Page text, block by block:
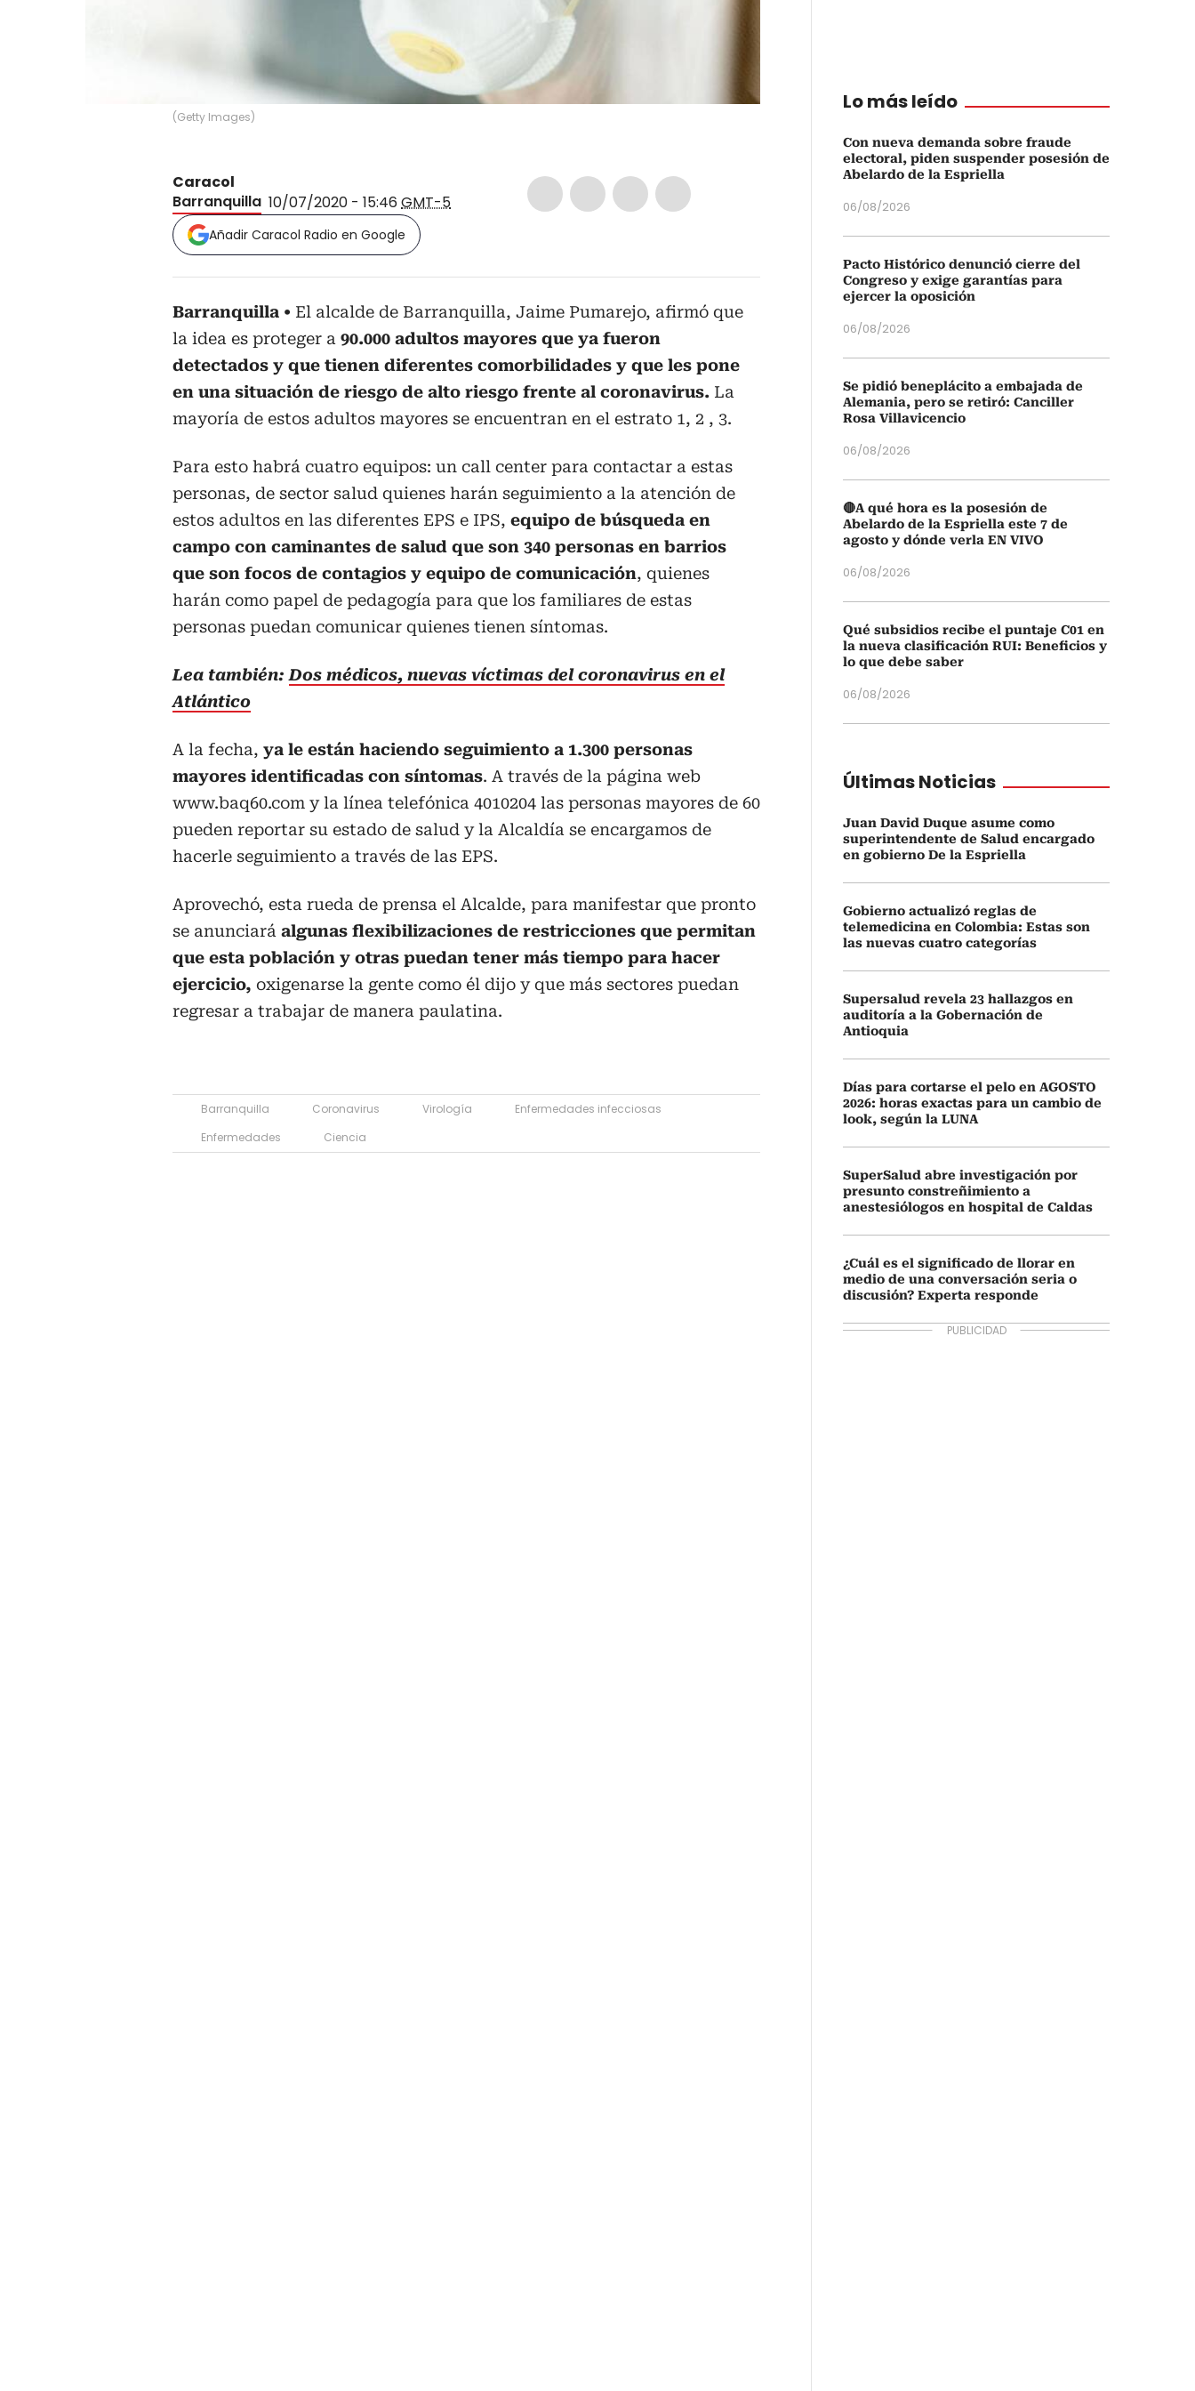
(Getty Images)
Caracol
Barranquilla 10/07/2020 - 15:46 GMT-5
Añadir Caracol Radio en Google
Barranquilla
El alcalde de Barranquilla, Jaime Pumarejo, afirmó que
la idea es proteger a 90.000 adultos mayores que ya fueron
detectados y que tienen diferentes comorbilidades y que les pone
en una situación de riesgo de alto riesgo frente al coronavirus. La
mayoría de estos adultos mayores se encuentran en el estrato 1, 2 , 3.
Para esto habrá cuatro equipos: un call center para contactar a estas
personas, de sector salud quienes harán seguimiento a la atención de
estos adultos en las diferentes EPS e IPS, equipo de búsqueda en
campo con caminantes de salud que son 340 personas en barrios
que son focos de contagios y equipo de comunicación, quienes
harán como papel de pedagogía para que los familiares de estas
personas puedan comunicar quienes tienen síntomas.
Lea también:Dos médicos, nuevas víctimas del coronavirus en el
Atlántico
A la fecha, ya le están haciendo seguimiento a 1.300 personas
mayores identificadas con síntomas. A través de la página web
www.baq60.com y la línea telefónica 4010204 las personas mayores de 60
pueden reportar su estado de salud y la Alcaldía se encargamos de
hacerle seguimiento a través de las EPS.
Aprovechó, esta rueda de prensa el Alcalde, para manifestar que pronto
se anunciará algunas flexibilizaciones de restricciones que permitan
que esta población y otras puedan tener más tiempo para hacer
ejercicio, oxigenarse la gente como él dijo y que más sectores puedan
regresar a trabajar de manera paulatina.
Barranquilla Coronavirus Virología
Enfermedades infecciosas
Enfermedades
Ciencia
Lo más leído
Con nueva demanda sobre fraude
electoral, piden suspender posesión de
Abelardo de la Espriella
06/08/2026
Pacto Histórico denunció cierre del
Congreso y exige garantías para
ejercer la oposición
06/08/2026
Se pidió beneplácito a embajada de
Alemania, pero se retiró: Canciller
Rosa Villavicencio
06/08/2026
🔴A qué hora es la posesión de
Abelardo de la Espriella este 7 de
agosto y dónde verla EN VIVO
06/08/2026
Qué subsidios recibe el puntaje C01 en
la nueva clasificación RUI: Beneficios y
lo que debe saber
06/08/2026
Últimas Noticias
Juan David Duque asume como
superintendente de Salud encargado
en gobierno De la Espriella
Gobierno actualizó reglas de
telemedicina en Colombia: Estas son
las nuevas cuatro categorías
Supersalud revela 23 hallazgos en
auditoría a la Gobernación de
Antioquia
Días para cortarse el pelo en AGOSTO
2026: horas exactas para un cambio de
look, según la LUNA
SuperSalud abre investigación por
presunto constreñimiento a
anestesiólogos en hospital de Caldas
¿Cuál es el significado de llorar en
medio de una conversación seria o
discusión? Experta responde